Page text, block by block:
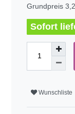
Grundpreis
Sofort
Wunschliste